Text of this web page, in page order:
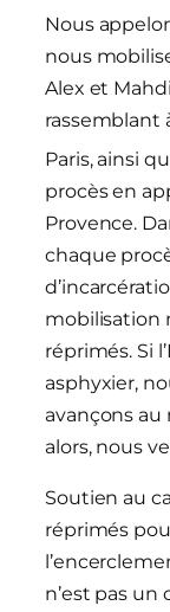
Nous
nous
Alex et
rassemblant
Paris, ainsi
procès en
Provence.
chaque
mobilisation
réprimés. Si
asphyxier,
avançons
alors, nous
Soutien au
réprimés
n’est pas un